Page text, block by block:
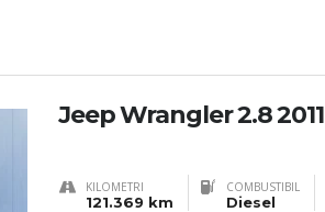
Jeep Wrangler 2.8 2011
KILOMETRI
121.369 km
COMBUSTIBIL
Diesel